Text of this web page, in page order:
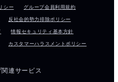
シー グループ会員利用規約
反社会的勢力排除ポリシー
情報セキュリティ基本方針
カスタマーハラスメントポリシー